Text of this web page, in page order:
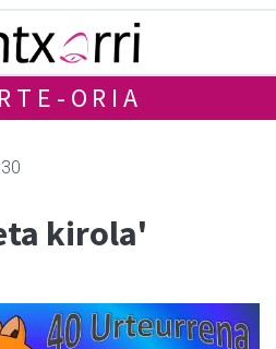
ORIA
kirola'